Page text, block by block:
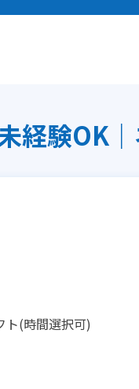
経験OK
ト(時間選択可)